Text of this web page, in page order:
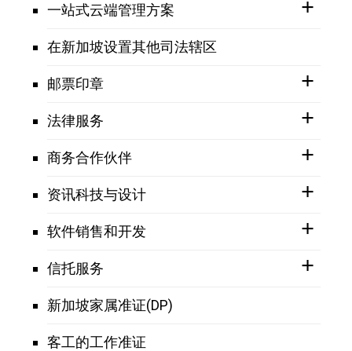
一站式云端管理方案
在新加坡设置其他司法辖区
邮票印章
法律服务
商务合作伙伴
资讯科技与设计
软件销售和开发
信托服务
新加坡家属准证(DP)
客工的工作准证